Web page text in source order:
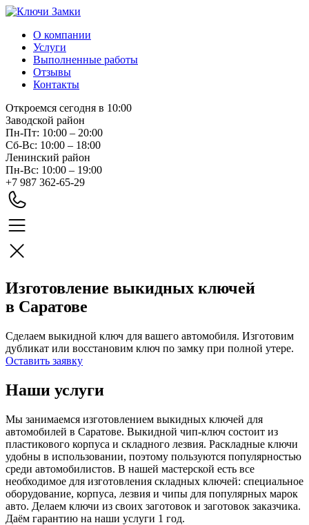
О компании
Услуги
Выполненные работы
Отзывы
Контакты
Откроемся сегодня в 10:00
Заводской район
Пн-Пт: 10:00 – 20:00
Сб-Вс: 10:00 – 18:00
Ленинский район
Пн-Вс: 10:00 – 19:00
+7 987 362-65-29
Изготовление выкидных ключей
в Саратове
Сделаем выкидной ключ для вашего автомобиля. Изготовим
дубликат или восстановим ключ по замку при полной утере.
Оставить заявку
Наши услуги
Мы занимаемся изготовлением выкидных ключей для
автомобилей в Саратове. Выкидной чип-ключ состоит из
пластикового корпуса и складного лезвия. Раскладные ключи
удобны в использовании, поэтому пользуются популярностью
среди автомобилистов. В нашей мастерской есть все
необходимое для изготовления складных ключей: специальное
оборудование, корпуса, лезвия и чипы для популярных марок
авто. Делаем ключи из своих заготовок и заготовок заказчика.
Даём гарантию на наши услуги 1 год.